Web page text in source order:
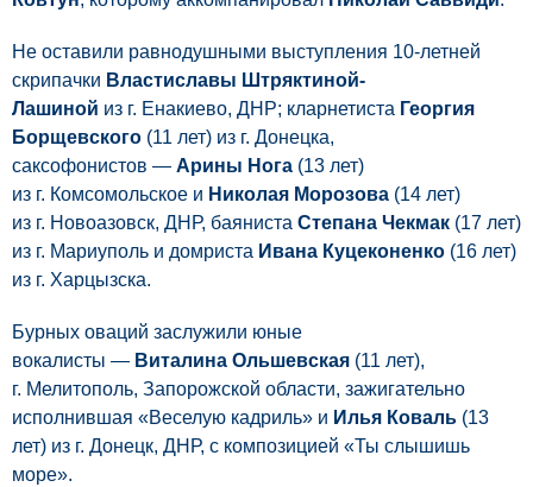
Не оставили равнодушными выступления 10-летней
скрипачки Властиславы Штряктиной-
Лашиной из г. Енакиево, ДНР; кларнетиста Георгия
Борщевского (11 лет) из г. Донецка,
саксофонистов — Арины Нога (13 лет)
из г. Комсомольское и Николая Морозова (14 лет)
из г. Новоазовск, ДНР, баяниста Степана Чекмак (17 лет)
из г. Мариуполь и домриста Ивана Куцеконенко (16 лет)
из г. Харцызска.
Бурных оваций заслужили юные
вокалисты — Виталина Ольшевская (11 лет),
г. Мелитополь, Запорожской области, зажигательно
исполнившая «Веселую кадриль» и Илья Коваль (13
лет) из г. Донецк, ДНР, с композицией «Ты слышишь
море».